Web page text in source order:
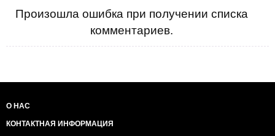
Произошла ошибка при получении списка
комментариев.
О НАС
КОНТАКТНАЯ ИНФОРМАЦИЯ